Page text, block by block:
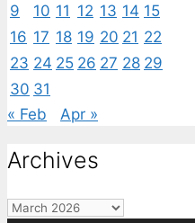
9
10 11 12 13 14 15
16 17 18 19 20 21 22
23 24 25 26 27 28 29
30 31
« Feb
Apr »
Archives
Archives